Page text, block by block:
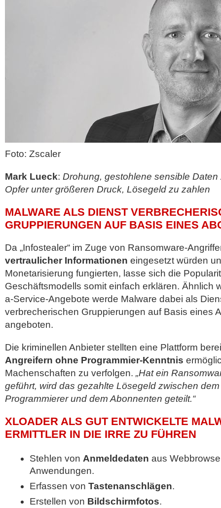
Foto: Zscaler
Mark Lueck: Drohung, gestohlene sensible
Opfer unter größeren Druck, Lösegeld zu zahlen
MALWARE ALS DIENST
GRUPPIERUNGEN AUF BASIS EINES
Da „Infostealer“ im Zuge von Ransomware-
vertraulicher Informationen eingesetzt würden
Monetarisierung fungierten, lasse sich die
Geschäftsmodells somit einfach erklären. Ähnlich
a-Service-Angebote werde Malware dabei als
verbrecherischen Gruppierungen auf Basis eines
angeboten.
Die kriminellen Anbieter stellten eine Plattform
Angreifern ohne Programmier-Kenntnis
Machenschaften zu verfolgen. „Hat ein
geführt, wird das gezahlte Lösegeld zwischen
Programmierer und dem Abonnenten geteilt.“
XLOADER ALS GUT ENTWICKELTE
ERMITTLER IN DIE IRRE ZU FÜHREN
Stehlen von Anmeldedaten aus
Anwendungen.
Erfassen von Tastenanschlägen.
Erstellen von Bildschirmfotos.